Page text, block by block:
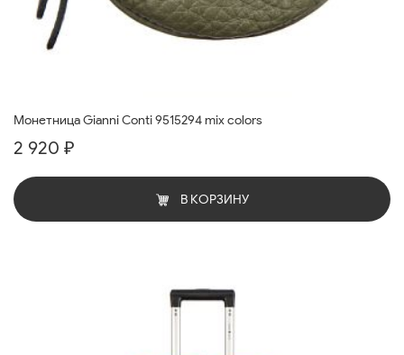
Монетница Gianni Conti 9515294 mix colors
2 920 ₽
В КОРЗИНУ